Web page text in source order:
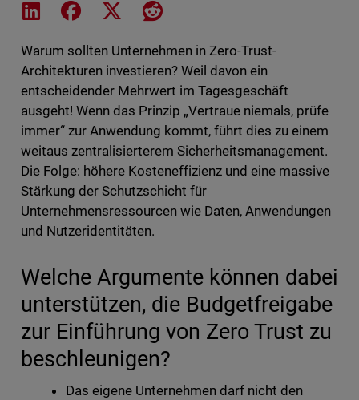
Share on LinkedIn
Share on Facebook
Share on XShare on Reddit
Warum sollten Unternehmen in Zero-Trust-
Architekturen investieren? Weil davon ein
entscheidender Mehrwert im Tagesgeschäft
ausgeht! Wenn das Prinzip „Vertraue niemals, prüfe
immer“ zur Anwendung kommt, führt dies zu einem
weitaus zentralisierterem Sicherheitsmanagement.
Die Folge: höhere Kosteneffizienz und eine massive
Stärkung der Schutzschicht für
Unternehmensressourcen wie Daten, Anwendungen
und Nutzeridentitäten.
Welche Argumente können dabei
unterstützen, die Budgetfreigabe
zur Einführung von Zero Trust zu
beschleunigen?
Das eigene Unternehmen darf nicht den